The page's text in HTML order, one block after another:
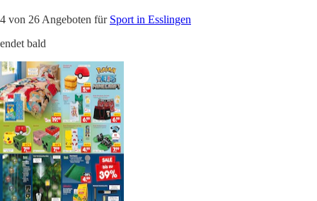
4 von 26 Angeboten für Sport in Esslingen
endet bald